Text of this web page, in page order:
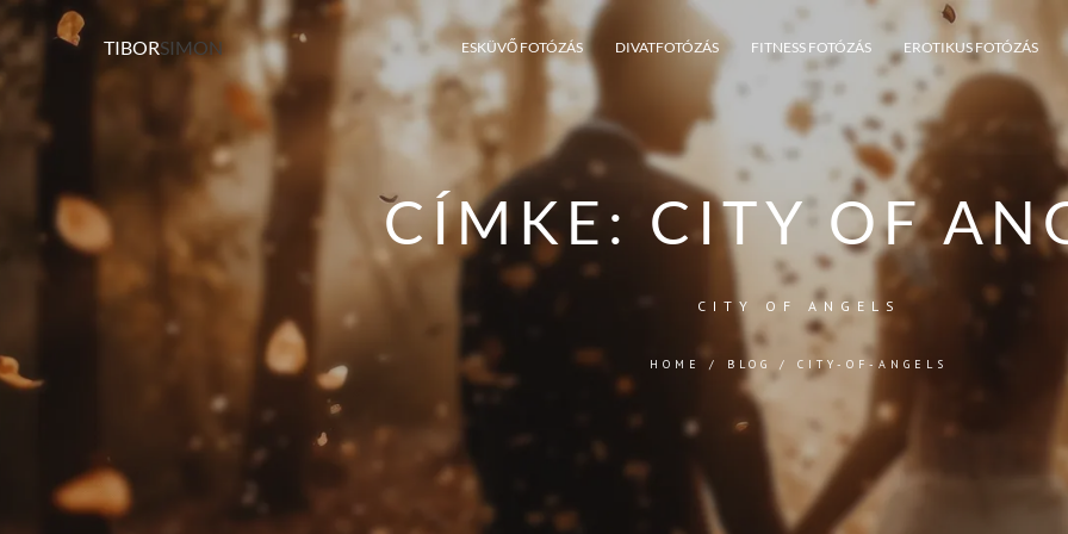
TIBORSIMON ESKÜVŐ FOTÓZÁS DIVATFOTÓZÁS FITNESS FOTÓZÁS EROTIKUS FOTÓZÁS
CÍMKE: CITY OF
CITY OF ANGELS
HOME / BLOG / CITY-OF-ANGELS